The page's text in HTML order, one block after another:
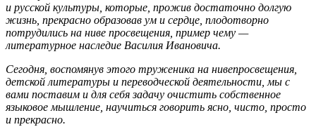
и русской культуры, которые, прожив достаточно долгую
жизнь, прекрасно образовав ум и сердце, плодотворно
потрудились на ниве просвещения, пример чему —
литературное наследие Василия Ивановича.
Сегодня, воспомянув этого труженика на нивепросвещения,
детской литературы и переводческой деятельности, мы с
вами поставим и для себя задачу очистить собственное
языковое мышление, научиться говорить ясно, чисто, просто
и прекрасно.